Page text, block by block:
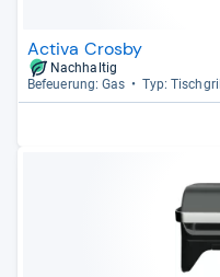
Activa Crosby
Nachhaltig
Befeue­rung: Gas
Typ: Tisch­grill